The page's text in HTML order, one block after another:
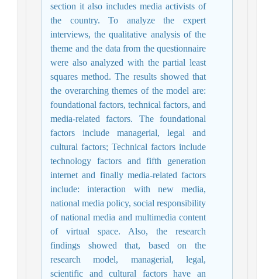
section it also includes media activists of
the country. To analyze the expert
interviews, the qualitative analysis of the
theme and the data from the questionnaire
were also analyzed with the partial least
squares method. The results showed that
the overarching themes of the model are:
foundational factors, technical factors, and
media-related factors. The foundational
factors include managerial, legal and
cultural factors; Technical factors include
technology factors and fifth generation
internet and finally media-related factors
include: interaction with new media,
national media policy, social responsibility
of national media and multimedia content
of virtual space. Also, the research
findings showed that, based on the
research model, managerial, legal,
scientific and cultural factors have an